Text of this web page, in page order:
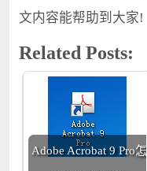
文内容能帮助到大家!
Related Posts:
Adobe Acrobat 9 Pro怎